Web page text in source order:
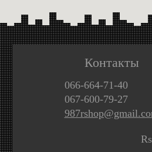
Контакты
066-664-71-40
067-600-79-27